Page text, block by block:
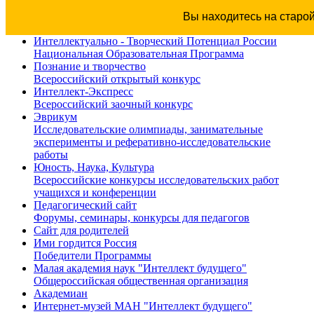
Вы находитесь на
Интеллектуально - Творческий Потенциал России
Национальная Образовательная Программа
Познание и творчество
Всероссийский открытый конкурс
Интеллект-Экспресс
Всероссийский заочный конкурс
Эврикум
Исследовательские олимпиады, занимательные
эксперименты и реферативно-исследовательские
работы
Юность, Наука, Культура
Всероссийские конкурсы исследовательских работ
учащихся и конференции
Педагогический сайт
Форумы, семинары, конкурсы для педагогов
Сайт для родителей
Ими гордится Россия
Победители Программы
Малая академия наук "Интеллект будущего"
Общероссийская общественная организация
Академиан
Интернет-музей МАН "Интеллект будущего"